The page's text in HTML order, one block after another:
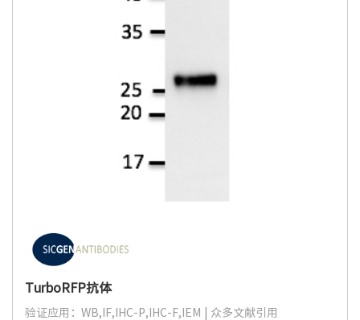
TurboRFP抗体
验证应用：WB,IF,IHC-P,IHC-F,IEM | 众多文献引用